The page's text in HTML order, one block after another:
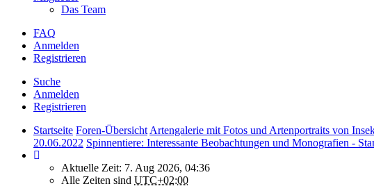
Das Team
FAQ
Anmelden
Registrieren
Suche
Anmelden
Registrieren
Startseite Foren-Übersicht Artengalerie mit Fotos und Artenportraits von
20.06.2022 Spinnentiere: Interessante Beobachtungen und Monografien -
Aktuelle Zeit: 7. Aug 2026, 04:36
Alle Zeiten sind UTC+02:00